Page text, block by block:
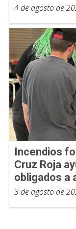
4 de agosto de
Incendios
Cruz Roja
obligados a
3 de agosto de